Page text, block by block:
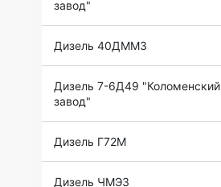
завод"
Дизель 40ДММЗ
Дизель 7-6Д49 "Коломенский
завод"
Дизель Г72М
Дизель ЧМЭ3